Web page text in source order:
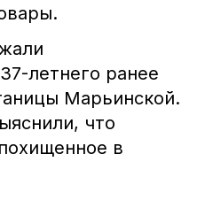
летнего ранее
Марьинской.
что
в